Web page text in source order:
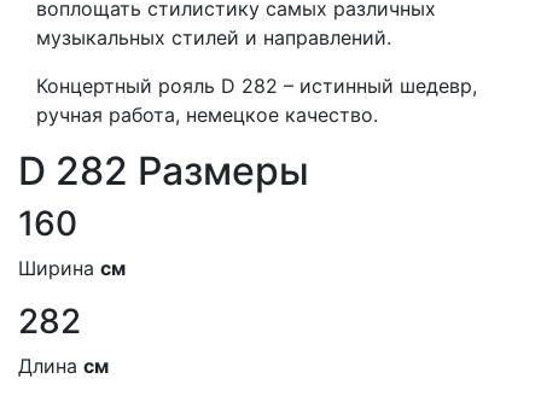
воплощать стилистику самых различных
музыкальных стилей и направлений.
Концертный рояль D 282 – истинный шедевр,
ручная работа, немецкое качество.
D 282 Размеры
160
Ширина см
282
Длина см